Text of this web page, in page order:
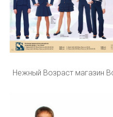
Нежный Возраст магазин